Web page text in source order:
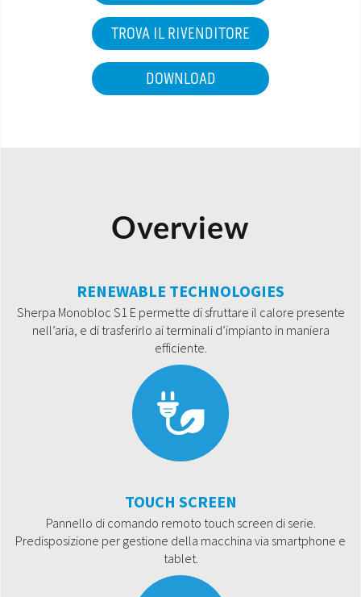
TROVA IL RIVENDITORE
DOWNLOAD
Overview
RENEWABLE TECHNOLOGIES
Sherpa Monobloc S1 E permette di sfruttare il calore presente
nell’aria, e di trasferirlo ai terminali d’impianto in maniera
efficiente.
TOUCH SCREEN
Pannello di comando remoto touch screen di serie.
Predisposizione per gestione della macchina via smartphone e
tablet.